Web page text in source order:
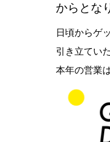
からとな
日頃からゲ
引き立てい
本年の営業